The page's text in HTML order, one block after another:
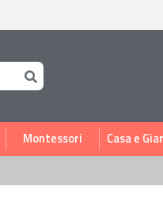
Montessori Casa e